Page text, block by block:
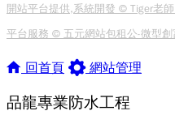
開站平台提供,系統開發 © Tiger老
平台服務 © 五元網站包租公-微型創
回首頁 網站管理
品龍專業防水工程